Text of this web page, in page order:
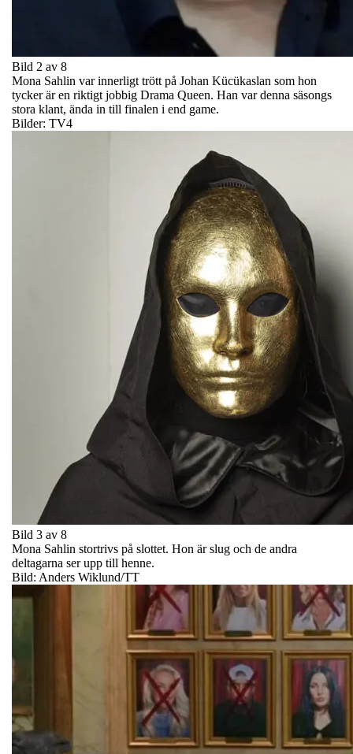
Bild 2 av 8
Mona Sahlin var innerligt trött på Johan Kücükaslan som hon
tycker är en riktigt jobbig Drama Queen. Han var denna säsongs
stora klant, ända in till finalen i end game.
Bilder: TV4
Bild 3 av 8
Mona Sahlin stortrivs på slottet. Hon är slug och de andra
deltagarna ser upp till henne.
Bild: Anders Wiklund/TT